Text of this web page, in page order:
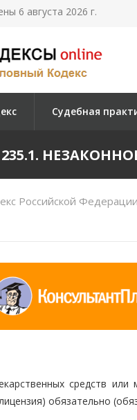
6 августа 2026 г.
Судебная
235.1.
Российской
средств или
обязательно